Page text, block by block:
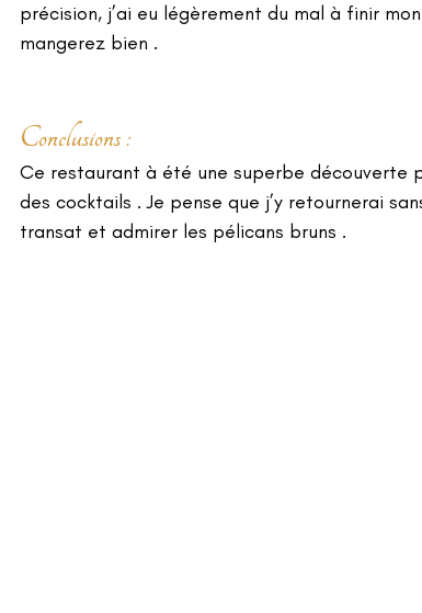
précision, j’ai eu légèrement du mal à finir
mangerez bien .
Conclusions :
Ce restaurant à été une superbe découverte
des cocktails . Je pense que j’y retournerai
transat et admirer les pélicans bruns .